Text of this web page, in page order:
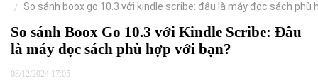
so sánh boox go 10.3 với kindle scribe: đâu là máy đọc sách phù
So sánh Boox Go 10.3 với Kindle Scribe: Đâu
là máy đọc sách phù hợp với bạn?
03/12/2024 17:05